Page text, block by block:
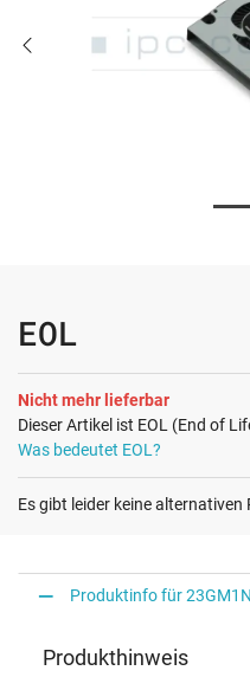
EOL
Nicht mehr lieferbar
Dieser Artikel ist EOL (End of
Was bedeutet EOL?
Es gibt leider keine alternativen
Produktinfo für
Produkthinweis